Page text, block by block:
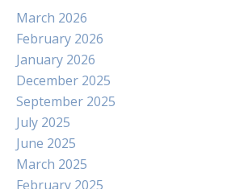
March 2026
February 2026
January 2026
December 2025
September 2025
July 2025
June 2025
March 2025
February 2025